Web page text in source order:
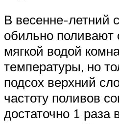
В весенне-летний
обильно поливают
мягкой водой
температуры, но
подсох верхний
частоту поливов
достаточно 1 раза